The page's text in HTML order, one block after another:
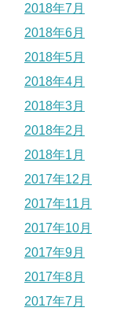
2018年7月
2018年6月
2018年5月
2018年4月
2018年3月
2018年2月
2018年1月
2017年12月
2017年11月
2017年10月
2017年9月
2017年8月
2017年7月